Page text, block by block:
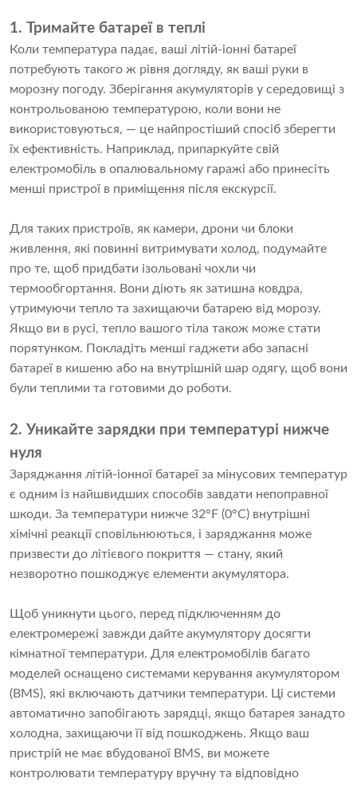
1. Тримайте батареї в теплі
Коли температура падає, ваші літій-іонні батареї
потребують такого ж рівня догляду, як ваші руки в
морозну погоду. Зберігання акумуляторів у середовищі з
контрольованою температурою, коли вони не
використовуються, — це найпростіший спосіб зберегти
їх ефективність. Наприклад, припаркуйте свій
електромобіль в опалювальному гаражі або принесіть
менші пристрої в приміщення після екскурсії.
Для таких пристроїв, як камери, дрони чи блоки
живлення, які повинні витримувати холод, подумайте
про те, щоб придбати ізольовані чохли чи
термообгортання. Вони діють як затишна ковдра,
утримуючи тепло та захищаючи батарею від морозу.
Якщо ви в русі, тепло вашого тіла також може стати
порятунком. Покладіть менші гаджети або запасні
батареї в кишеню або на внутрішній шар одягу, щоб вони
були теплими та готовими до роботи.
2. Уникайте зарядки при температурі нижче
нуля
Заряджання літій-іонної батареї за мінусових температур
є одним із найшвидших способів завдати непоправної
шкоди. За температури нижче 32°F (0°C) внутрішні
хімічні реакції сповільнюються, і заряджання може
призвести до літієвого покриття — стану, який
незворотно пошкоджує елементи акумулятора.
Щоб уникнути цього, перед підключенням до
електромережі завжди дайте акумулятору досягти
кімнатної температури. Для електромобілів багато
моделей оснащено системами керування акумулятором
(BMS), які включають датчики температури. Ці системи
автоматично запобігають зарядці, якщо батарея занадто
холодна, захищаючи її від пошкоджень. Якщо ваш
пристрій не має вбудованої BMS, ви можете
контролювати температуру вручну та відповідно